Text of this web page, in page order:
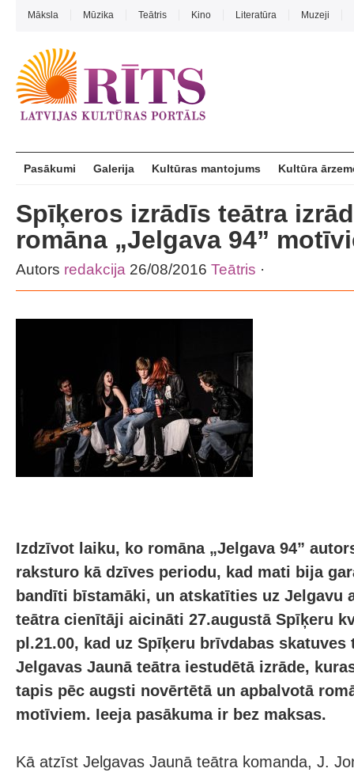
Māksla Mūzika Teātris Kino Literatūra Muzeji
Pasākumi Galerija Kultūras mantojums Kultūra
Spīķeros izrādīs teātra
romāna „Jelgava 94”
Autors redakcija 26/08/2016 Teātris ·
Izdzīvot laiku, ko romāna „Jelgava 94”
raksturo kā dzīves periodu, kad mati bija
bandīti bīstamāki, un atskatīties uz Jelgavu
teātra cienītāji aicināti 27.augustā Spīķeru
pl.21.00, kad uz Spīķeru brīvdabas
Jelgavas Jaunā teātra iestudētā izrāde,
tapis pēc augsti novērtētā un apbalvotā
motīviem. Ieeja pasākuma ir bez maksas.
Kā atzīst Jelgavas Jaunā teātra komanda, J.